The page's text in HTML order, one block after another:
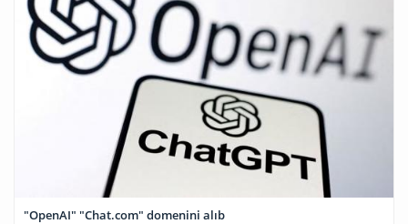
"OpenAI" "Chat.com" domenini alıb